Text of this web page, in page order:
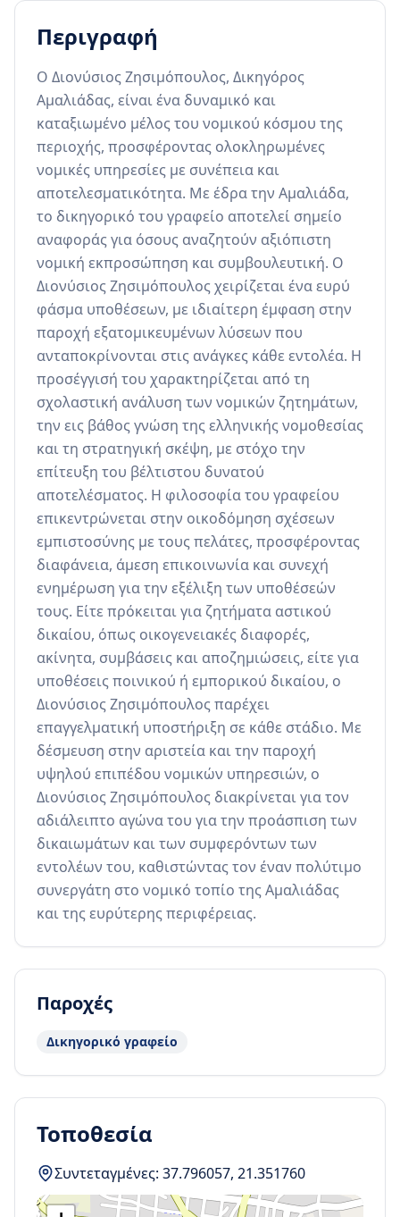
Περιγραφή
Ο Διονύσιος Ζησιμόπουλος, Δικηγόρος
Αμαλιάδας, είναι ένα δυναμικό και
καταξιωμένο μέλος του νομικού κόσμου της
περιοχής, προσφέροντας ολοκληρωμένες
νομικές υπηρεσίες με συνέπεια και
αποτελεσματικότητα. Με έδρα την Αμαλιάδα,
το δικηγορικό του γραφείο αποτελεί σημείο
αναφοράς για όσους αναζητούν αξιόπιστη
νομική εκπροσώπηση και συμβουλευτική. Ο
Διονύσιος Ζησιμόπουλος χειρίζεται ένα ευρύ
φάσμα υποθέσεων, με ιδιαίτερη έμφαση στην
παροχή εξατομικευμένων λύσεων που
ανταποκρίνονται στις ανάγκες κάθε εντολέα. Η
προσέγγισή του χαρακτηρίζεται από τη
σχολαστική ανάλυση των νομικών ζητημάτων,
την εις βάθος γνώση της ελληνικής νομοθεσίας
και τη στρατηγική σκέψη, με στόχο την
επίτευξη του βέλτιστου δυνατού
αποτελέσματος. Η φιλοσοφία του γραφείου
επικεντρώνεται στην οικοδόμηση σχέσεων
εμπιστοσύνης με τους πελάτες, προσφέροντας
διαφάνεια, άμεση επικοινωνία και συνεχή
ενημέρωση για την εξέλιξη των υποθέσεών
τους. Είτε πρόκειται για ζητήματα αστικού
δικαίου, όπως οικογενειακές διαφορές,
ακίνητα, συμβάσεις και αποζημιώσεις, είτε για
υποθέσεις ποινικού ή εμπορικού δικαίου, ο
Διονύσιος Ζησιμόπουλος παρέχει
επαγγελματική υποστήριξη σε κάθε στάδιο. Με
δέσμευση στην αριστεία και την παροχή
υψηλού επιπέδου νομικών υπηρεσιών, ο
Διονύσιος Ζησιμόπουλος διακρίνεται για τον
αδιάλειπτο αγώνα του για την προάσπιση των
δικαιωμάτων και των συμφερόντων των
εντολέων του, καθιστώντας τον έναν πολύτιμο
συνεργάτη στο νομικό τοπίο της Αμαλιάδας
και της ευρύτερης περιφέρειας.
Παροχές
Δικηγορικό γραφείο
Τοποθεσία
Συντεταγμένες: 37.796057, 21.351760